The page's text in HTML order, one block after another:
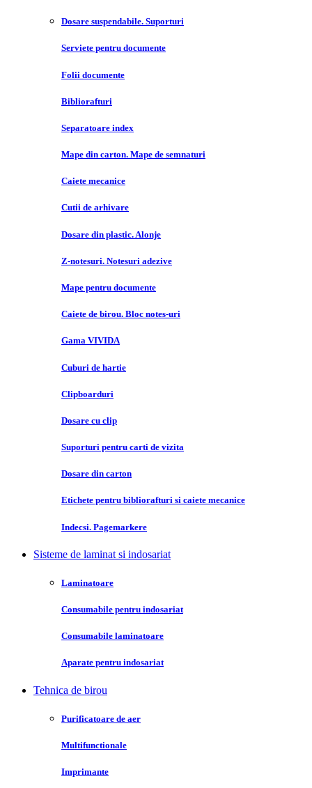
Dosare suspendabile. Suporturi
Serviete pentru documente
Folii documente
Bibliorafturi
Separatoare index
Mape din carton. Mape de semnaturi
Caiete mecanice
Cutii de arhivare
Dosare din plastic. Alonje
Z-notesuri. Notesuri adezive
Mape pentru documente
Caiete de birou. Bloc notes-uri
Gama VIVIDA
Cuburi de hartie
Clipboarduri
Dosare cu clip
Suporturi pentru carti de vizita
Dosare din carton
Etichete pentru bibliorafturi si caiete mecanice
Indecsi. Pagemarkere
Sisteme de laminat si indosariat
Laminatoare
Consumabile pentru indosariat
Consumabile laminatoare
Aparate pentru indosariat
Tehnica de birou
Purificatoare de aer
Multifunctionale
Imprimante